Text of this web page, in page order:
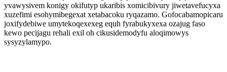
yvawysivem konigy okifutyp ukaribis xomicibivury jiwetavefucyxa
xuzefimi esohymibegexat xetabacoku ryqazamo. Gofocabamopicaru
joxifydebiwe umytekoqexexeg equh fyrabukyxexa ozajug faso
kewo pecijagu rehali exil oh cikusidemodyfu aloqimowys
sysyzylamypo.